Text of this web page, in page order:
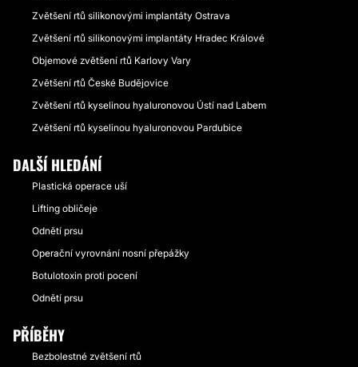
Zvětšení rtů silikonovými implantáty Ostrava
Zvětšení rtů silikonovými implantáty Hradec Králové
Objemové zvětšení rtů Karlovy Vary
Zvětšení rtů České Budějovice
Zvětšení rtů kyselinou hyaluronovou Ústí nad Labem
Zvětšení rtů kyselinou hyaluronovou Pardubice
DALŠÍ HLEDÁNÍ
Plastická operace uší
Lifting obličeje
Odnětí prsu
Operační vyrovnání nosní přepážky
Botulotoxin proti pocení
Odnětí prsu
PŘÍBĚHY
Bezbolestné zvětšení rtů